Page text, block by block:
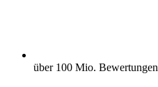
über 100 Mio. Bewertungen